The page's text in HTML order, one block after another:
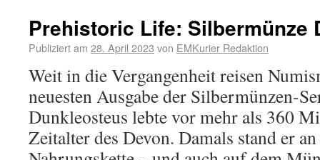
Prehistoric Life: Silbermünze
Publiziert am 28. April 2023 von EMKurier Redaktion
Weit in die Vergangenheit reisen
neuesten Ausgabe der Silbermünzen-
Dunkleosteus lebte vor mehr als 360
Zeitalter des Devon. Damals stand er